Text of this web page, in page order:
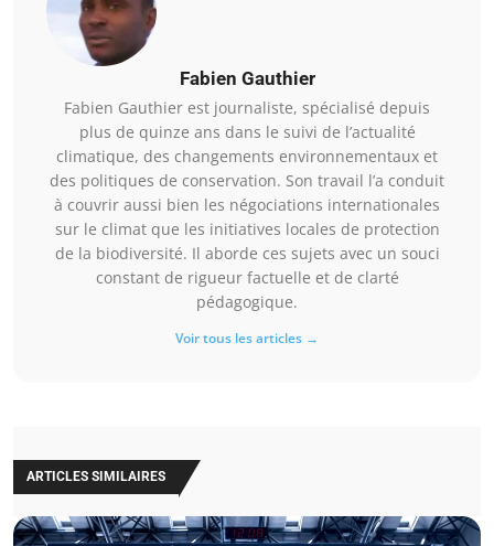
Fabien Gauthier
Fabien Gauthier est journaliste, spécialisé depuis
plus de quinze ans dans le suivi de l’actualité
climatique, des changements environnementaux et
des politiques de conservation. Son travail l’a conduit
à couvrir aussi bien les négociations internationales
sur le climat que les initiatives locales de protection
de la biodiversité. Il aborde ces sujets avec un souci
constant de rigueur factuelle et de clarté
pédagogique.
Voir tous les articles →
ARTICLES SIMILAIRES